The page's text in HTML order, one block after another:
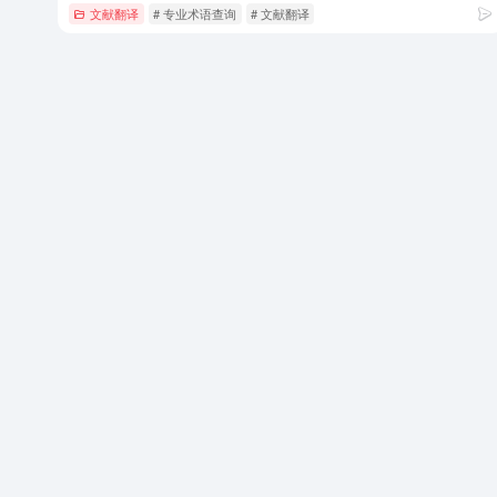
文献翻译 # 专业术语查询 # 文献翻译